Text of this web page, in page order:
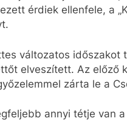
érdiek ellenfele, a
változatos
elveszített. Az előző
zárta le a
annyi tétje van